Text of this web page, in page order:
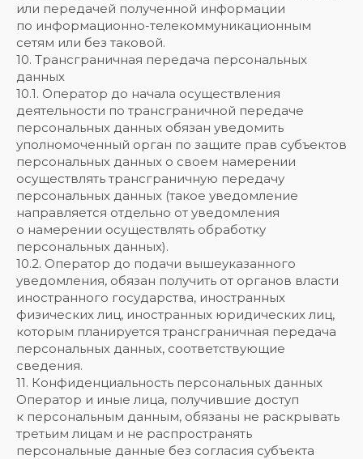
или передачей полученной информации
по информационно-телекоммуникационным
сетям или без таковой.
10. Трансграничная передача персональных
данных
10.1. Оператор до начала осуществления
деятельности по трансграничной передаче
персональных данных обязан уведомить
уполномоченный орган по защите прав субъектов
персональных данных о своем намерении
осуществлять трансграничную передачу
персональных данных (такое уведомление
направляется отдельно от уведомления
о намерении осуществлять обработку
персональных данных).
10.2. Оператор до подачи вышеуказанного
уведомления, обязан получить от органов власти
иностранного государства, иностранных
физических лиц, иностранных юридических лиц,
которым планируется трансграничная передача
персональных данных, соответствующие
сведения.
11. Конфиденциальность персональных данных
Оператор и иные лица, получившие доступ
к персональным данным, обязаны не раскрывать
третьим лицам и не распространять
персональные данные без согласия субъекта